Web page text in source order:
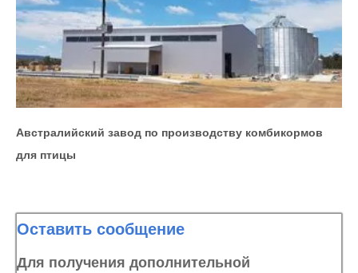
Австралийский завод по производству комбикормов
для птицы
Оставить сообщение
Для получения дополнительной